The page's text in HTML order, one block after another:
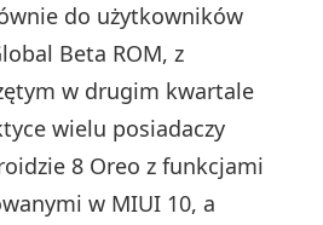
do użytkowników
Beta ROM, z
w drugim kwartale
wielu posiadaczy
8 Oreo z funkcjami
w MIUI 10, a